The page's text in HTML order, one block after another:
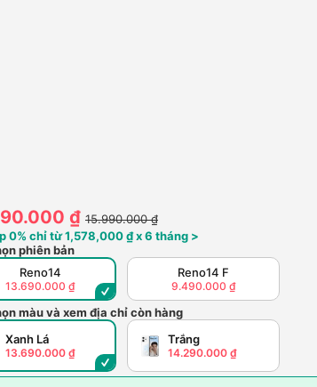
₫ 15.990.000 ₫
0% chỉ từ 1,578,000 ₫ x 6 tháng >
phiên bản
Reno14
13.690.000 ₫
Reno14 F
9.490.000 ₫
màu và xem địa chỉ còn hàng
Xanh Lá
13.690.000 ₫
Trắng
14.290.000 ₫